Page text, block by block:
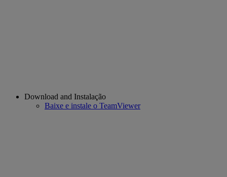
Download and Instalação
Baixe e instale o TeamViewer